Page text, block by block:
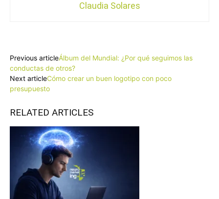
Claudia Solares
Previous articleÁlbum del Mundial: ¿Por qué seguimos las
conductas de otros?
Next articleCómo crear un buen logotipo con poco
presupuesto
RELATED ARTICLES